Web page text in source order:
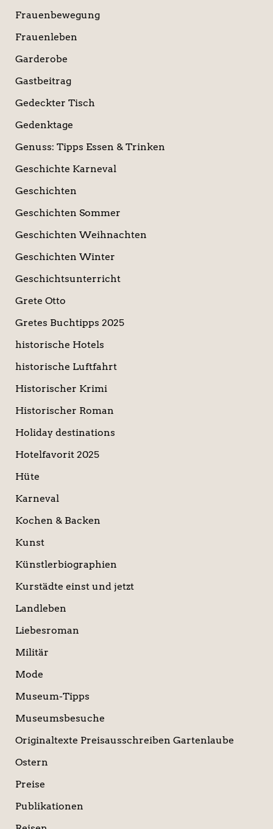
Frauenbewegung
Frauenleben
Garderobe
Gastbeitrag
Gedeckter Tisch
Gedenktage
Genuss: Tipps Essen & Trinken
Geschichte Karneval
Geschichten
Geschichten Sommer
Geschichten Weihnachten
Geschichten Winter
Geschichtsunterricht
Grete Otto
Gretes Buchtipps 2025
historische Hotels
historische Luftfahrt
Historischer Krimi
Historischer Roman
Holiday destinations
Hotelfavorit 2025
Hüte
Karneval
Kochen & Backen
Kunst
Künstlerbiographien
Kurstädte einst und jetzt
Landleben
Liebesroman
Militär
Mode
Museum-Tipps
Museumsbesuche
Originaltexte Preisausschreiben Gartenlaube
Ostern
Preise
Publikationen